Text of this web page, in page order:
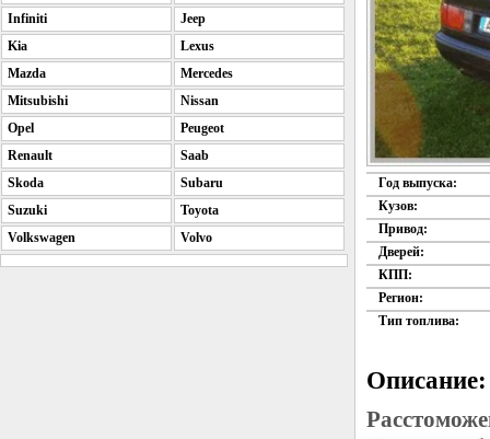
Год выпуска:
Кузов:
Привод:
Дверей:
КПП:
Регион:
Тип топлива:
Описание:
Infiniti
Jeep
Kia
Lexus
Mazda
Mercedes
Mitsubishi
Nissan
Opel
Peugeot
Renault
Saab
Skoda
Subaru
Suzuki
Toyota
Volkswagen
Volvo